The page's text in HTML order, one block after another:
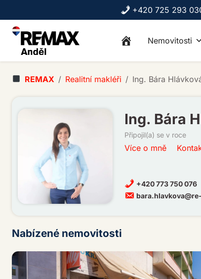
+420 725 293
Nemovitosti
REMAX Realitní makléři Ing. Bára
Ing. Bára
Připojil(a) se v roce
Více o mně
+420 773 750 076
Nabízené nemovitosti